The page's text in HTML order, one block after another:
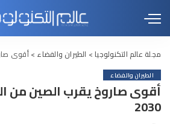
مجلة عالم التكنولوجيا> الطيران والفضاء >أقوى صاروخ
الطيران والفضاء
أقوى صاروخ يقرب الصين من
2030